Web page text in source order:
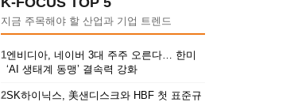
지금 주목해야 할 산업과 기업 트렌드
1엔비디아, 네이버 3대 주주 오른다… 한미
‘AI 생태계 동맹’ 결속력 강화
2SK하이닉스, 美샌디스크와 HBF 첫 표준규